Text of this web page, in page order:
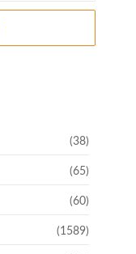
(38)
(65)
(60)
(1589)